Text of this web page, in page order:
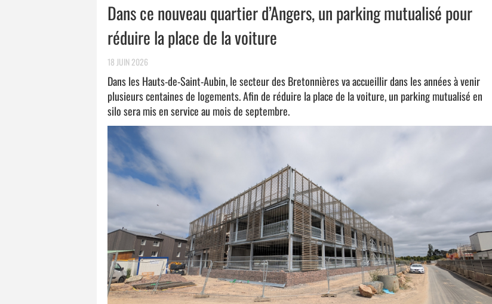
Dans ce nouveau quartier d’Angers, un parking mutualisé pour
réduire la place de la voiture
18 JUIN 2026
Dans les Hauts-de-Saint-Aubin, le secteur des Bretonnières va accueillir dans les années à venir
plusieurs centaines de logements. Afin de réduire la place de la voiture, un parking mutualisé en
silo sera mis en service au mois de septembre.